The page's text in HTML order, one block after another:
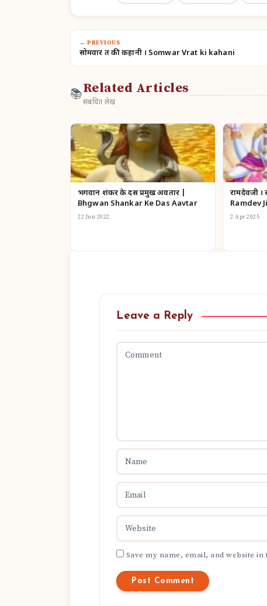
← PREVIOUS
सोमवार व्रत की कहानी । Somwar Vrat ki kahani
📚Related Articles
संबंधित लेख
भगवान शंकर के दस प्रमुख अवतार |
Bhgwan Shankar Ke Das Aavtar
22 Jun 2022
रामदेवजी ।
Ramdev
2 Apr 2025
Leave a Reply
Save my name, email, and website